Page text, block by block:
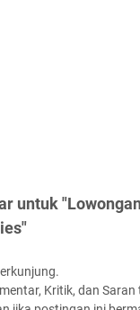
untuk
Kritik, dan